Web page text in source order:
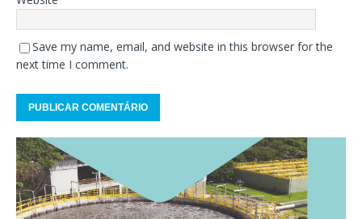
Save my name, email, and website in this browser for the
next time I comment.